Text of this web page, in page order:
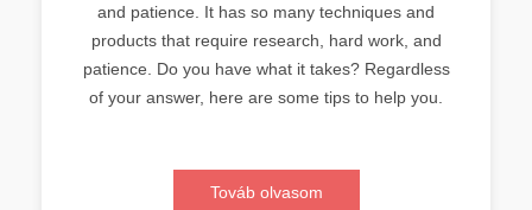
and patience. It has so many techniques and
products that require research, hard work, and
patience. Do you have what it takes? Regardless
of your answer, here are some tips to help you.
Továb olvasom